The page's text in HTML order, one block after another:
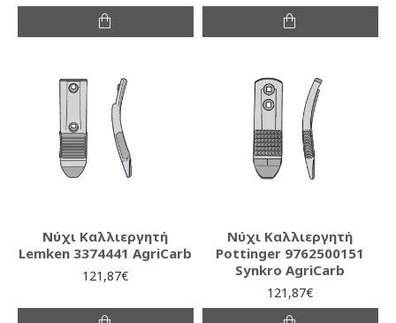
Νύχι Καλλιεργητή
Lemken 3374441 AgriCarb
121,87€
Νύχι Καλλιεργητή
Pottinger 9762500151
Synkro AgriCarb
121,87€